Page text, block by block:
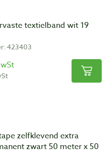
textielband wit 19
423403
zelfklevend extra
zwart 50 meter x 50